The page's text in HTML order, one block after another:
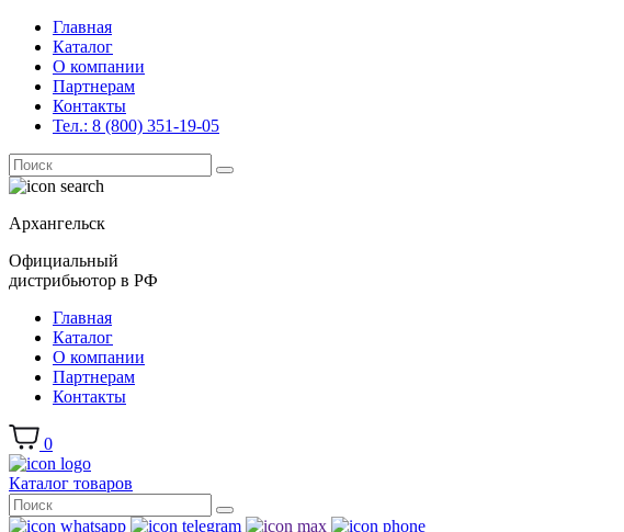
Главная
Каталог
О компании
Партнерам
Контакты
Тел.: 8 (800) 351-19-05
Поиск
for:
Архангельск
Официальный
дистрибьютор в РФ
Главная
Каталог
О компании
Партнерам
Контакты
0
Каталог товаров
Поиск
for: